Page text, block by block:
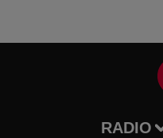
RADIO